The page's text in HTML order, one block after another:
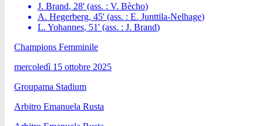
J. Brand, 28' (ass. : V. Bècho)
A. Hegerberg, 45' (ass. : E. Junttila-Nelhage)
L. Yohannes, 51' (ass. : J. Brand)
Champions Femminile
mercoledì 15 ottobre 2025
Groupama Stadium
Arbitro Emanuela Rusta